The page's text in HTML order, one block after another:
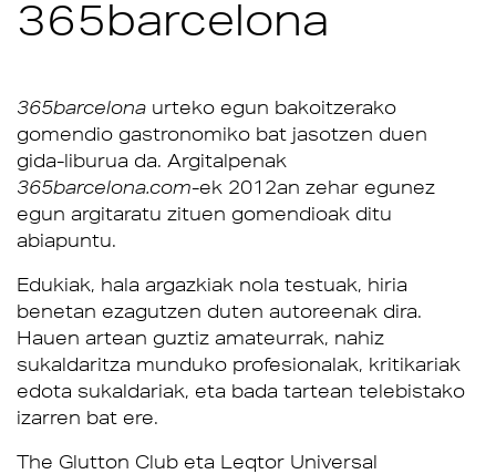
365barcelona
365barcelona urteko egun bakoitzerako
gomendio gastronomiko bat jasotzen duen
gida-liburua da. Argitalpenak
365barcelona.com-ek 2012an zehar egunez
egun argitaratu zituen gomendioak ditu
abiapuntu.
Edukiak, hala argazkiak nola testuak, hiria
benetan ezagutzen duten autoreenak dira.
Hauen artean guztiz amateurrak, nahiz
sukaldaritza munduko profesionalak, kritikariak
edota sukaldariak, eta bada tartean telebistako
izarren bat ere.
The Glutton Club eta Leqtor Universal